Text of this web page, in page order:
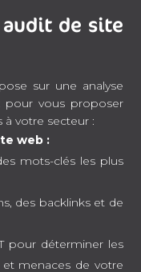
de site
sur une analyse
pour vous proposer
votre secteur :
web :
mots-clés les plus
des backlinks et de
pour déterminer les
menaces de votre